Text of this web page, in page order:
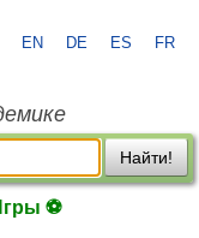
EN DE ES FR
Найти!
⚽